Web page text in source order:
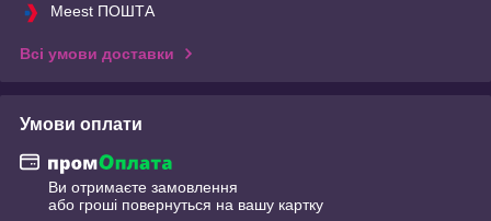
Meest ПОШТА
Всі умови доставки
Умови оплати
Ви отримаєте замовлення
або гроші повернуться на вашу картку